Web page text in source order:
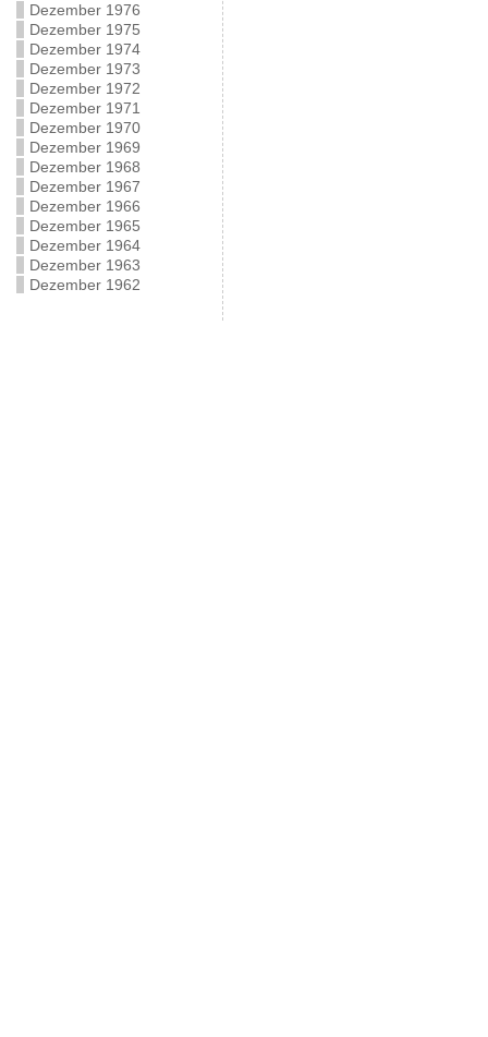
Dezember 1976
Dezember 1975
Dezember 1974
Dezember 1973
Dezember 1972
Dezember 1971
Dezember 1970
Dezember 1969
Dezember 1968
Dezember 1967
Dezember 1966
Dezember 1965
Dezember 1964
Dezember 1963
Dezember 1962